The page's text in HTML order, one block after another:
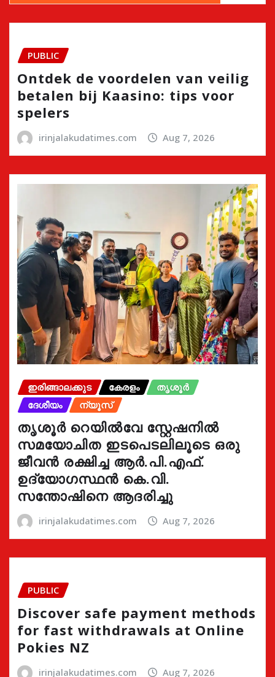
PUBLIC
Ontdek de voordelen van veilig
betalen bij Kaasino: tips voor
spelers
irinjalakudatimes.com Aug 7, 2026
ഇരിങ്ങാലക്കുട കേരളം
തൃശൂർ
ദേശീയം
ന്യൂസ്
തൃശൂർ റെയിൽവേ സ്റ്റേഷനിൽ
സമയോചിത ഇടപെടലിലൂടെ ഒരു
ജീവൻ രക്ഷിച്ച ആർ.പി.എഫ്.
ഉദ്യോഗസ്ഥൻ കെ.വി.
സന്തോഷിനെ ആദരിച്ചു
irinjalakudatimes.com Aug 7, 2026
PUBLIC
Discover safe payment methods
for fast withdrawals at Online
Pokies NZ
irinjalakudatimes.com Aug 7, 2026